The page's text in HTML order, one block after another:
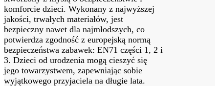
komforcie dzieci. Wykonany z najwyższej
jakości, trwałych materiałów, jest
bezpieczny nawet dla najmłodszych, co
potwierdza zgodność z europejską normą
bezpieczeństwa zabawek: EN71 części 1, 2 i
3. Dzieci od urodzenia mogą cieszyć się
jego towarzystwem, zapewniając sobie
wyjątkowego przyjaciela na długie lata.